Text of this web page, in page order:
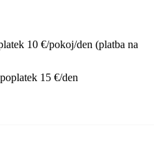
10 €/pokoj/den (platba na
15 €/den